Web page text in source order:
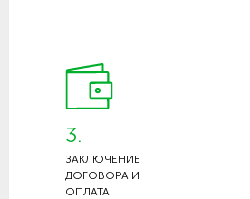
3.
ЗАКЛЮЧЕНИЕ
ДОГОВОРА И
ОПЛАТА